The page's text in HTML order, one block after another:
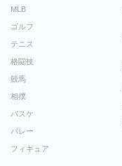
MLB
ゴルフ
テニス
格闘技
競馬
相撲
バスケ
バレー
フィギュア